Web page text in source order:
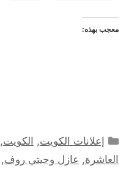
معجب بهذه:
التصنيفات
إعلانات الكويت, الكويت,
العاشرة, عازل وجيتي روف,